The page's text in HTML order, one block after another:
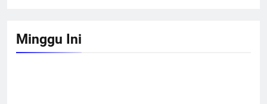
Minggu Ini